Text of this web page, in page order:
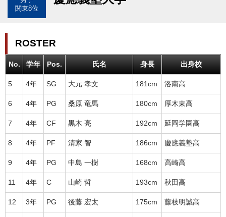
関東8位
ROSTER
No. 学年 Pos. 氏名 身長 出身校
5 4年 SG 大元 孝文 181cm 洛南高
6 4年 PG 桑原 竜馬 180cm 厚木東高
7 4年 CF 黒木 亮 192cm 延岡学園高
8 4年 PF 清家 智 186cm 慶應義塾高
9 4年 PG 中島 一樹 168cm 高崎高
11 4年 C 山崎 哲 193cm 秋田高
12 3年 PG 後藤 宏太 175cm 藤枝明誠高